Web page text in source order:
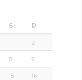
S D
1 2
8 9
15 16